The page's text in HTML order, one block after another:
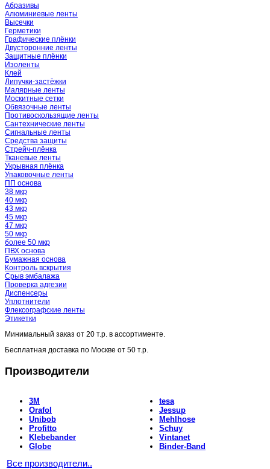
Абразивы
Алюминиевые ленты
Высечки
Герметики
Графические плёнки
Двусторонние ленты
Защитные плёнки
Изоленты
Клей
Липучки-застёжки
Малярные ленты
Москитные сетки
Обвязочные ленты
Противоскользящие ленты
Сантехнические ленты
Сигнальные ленты
Средства защиты
Стрейч-плёнка
Тканевые ленты
Укрывная плёнка
Упаковочные ленты
ПП основа
38 мкр
40 мкр
43 мкр
45 мкр
47 мкр
50 мкр
более 50 мкр
ПВХ основа
Бумажная основа
Контроль вскрытия
Срыв эмбалажа
Проверка адгезии
Диспенсеры
Уплотнители
Флексографские ленты
Этикетки
Минимальный заказ от 20 т.р. в ассортименте.
Бесплатная доставка по Москве от 50 т.р.
Производители
3M
Orafol
Unibob
Profitto
Klebebander
Globe
tesa
Jessup
Mehlhose
Schuy
Vintanet
Binder-Band
Все производители..